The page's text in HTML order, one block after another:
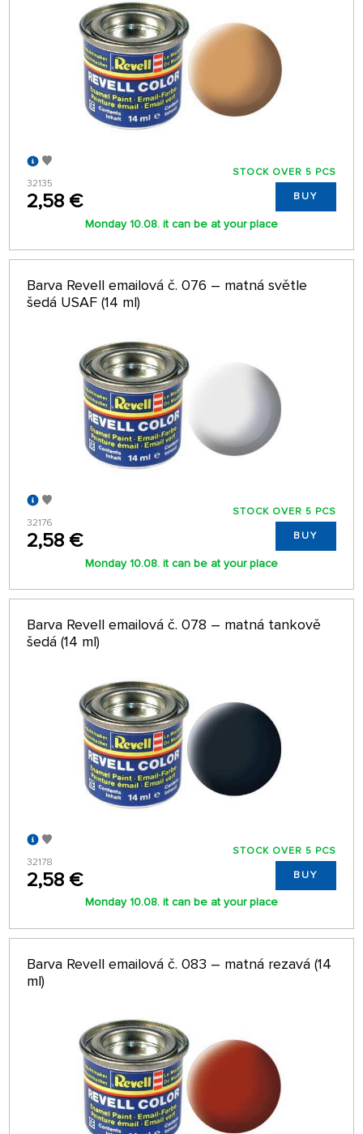
32135
2,58 €
STOCK OVER 5 PCS
BUY
Monday 10.08. it can be at your place
Barva Revell emailová č. 076 – matná světle
šedá USAF (14 ml)
32176
2,58 €
STOCK OVER 5 PCS
BUY
Monday 10.08. it can be at your place
Barva Revell emailová č. 078 – matná tankově
šedá (14 ml)
32178
2,58 €
STOCK OVER 5 PCS
BUY
Monday 10.08. it can be at your place
Barva Revell emailová č. 083 – matná rezavá (14
ml)